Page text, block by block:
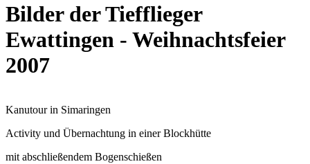
Bilder der Tiefflieger
Ewattingen - Weihnachtsfeier
2007
Kanutour in Simaringen
Activity und Übernachtung in einer Blockhütte
mit abschließendem Bogenschießen